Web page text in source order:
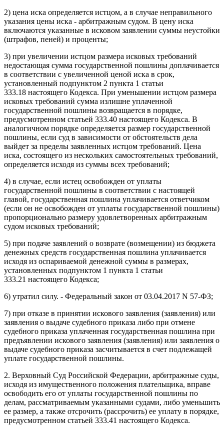
2) цена иска определяется истцом, а в случае неправильного
указания цены иска - арбитражным судом. В цену иска
включаются указанные в исковом заявлении суммы неустойки
(штрафов, пеней) и проценты;
3) при увеличении истцом размера исковых требований
недостающая сумма государственной пошлины доплачивается
в соответствии с увеличенной ценой иска в срок,
установленный подпунктом 2 пункта 1 статьи
333.18 настоящего Кодекса. При уменьшении истцом размера
исковых требований сумма излишне уплаченной
государственной пошлины возвращается в порядке,
предусмотренном статьей 333.40 настоящего Кодекса. В
аналогичном порядке определяется размер государственной
пошлины, если суд в зависимости от обстоятельств дела
выйдет за пределы заявленных истцом требований. Цена
иска, состоящего из нескольких самостоятельных требований,
определяется исходя из суммы всех требований;
4) в случае, если истец освобожден от уплаты
государственной пошлины в соответствии с настоящей
главой, государственная пошлина уплачивается ответчиком
(если он не освобожден от уплаты государственной пошлины)
пропорционально размеру удовлетворенных арбитражным
судом исковых требований;
5) при подаче заявлений о возврате (возмещении) из бюджета
денежных средств государственная пошлина уплачивается
исходя из оспариваемой денежной суммы в размерах,
установленных подпунктом 1 пункта 1 статьи
333.21 настоящего Кодекса;
6) утратил силу. - Федеральный закон от 03.04.2017 N 57-ФЗ;
7) при отказе в принятии искового заявления (заявления) или
заявления о выдаче судебного приказа либо при отмене
судебного приказа уплаченная государственная пошлина при
предъявлении искового заявления (заявления) или заявления о
выдаче судебного приказа засчитывается в счет подлежащей
уплате государственной пошлины.
2. Верховный Суд Российской Федерации, арбитражные суды,
исходя из имущественного положения плательщика, вправе
освободить его от уплаты государственной пошлины по
делам, рассматриваемым указанными судами, либо уменьшить
ее размер, а также отсрочить (рассрочить) ее уплату в порядке,
предусмотренном статьей 333.41 настоящего Кодекса.